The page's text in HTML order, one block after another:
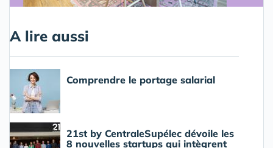
A lire aussi
Comprendre le portage salarial
21st by CentraleSupélec dévoile les
8 nouvelles startups qui intègrent